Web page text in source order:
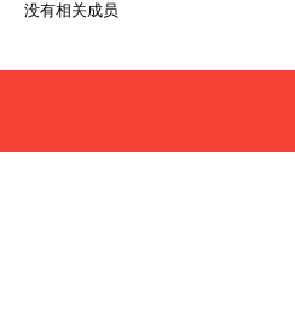
没有相关成员